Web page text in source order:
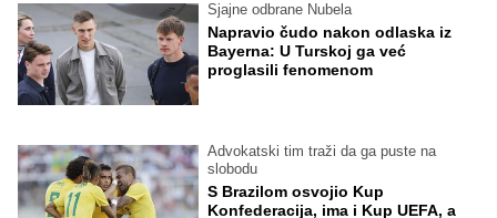
Sjajne odbrane Nubela
Napravio čudo nakon odlaska iz
Bayerna: U Turskoj ga već
proglasili fenomenom
Advokatski tim traži da ga puste na
slobodu
S Brazilom osvojio Kup
Konfederacija, ima i Kup UEFA, a